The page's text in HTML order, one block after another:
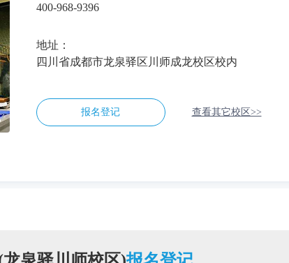
400-968-9396
地址：
四川省成都市龙泉驿区川师成龙校区校内
报名登记 查看其它校区>>